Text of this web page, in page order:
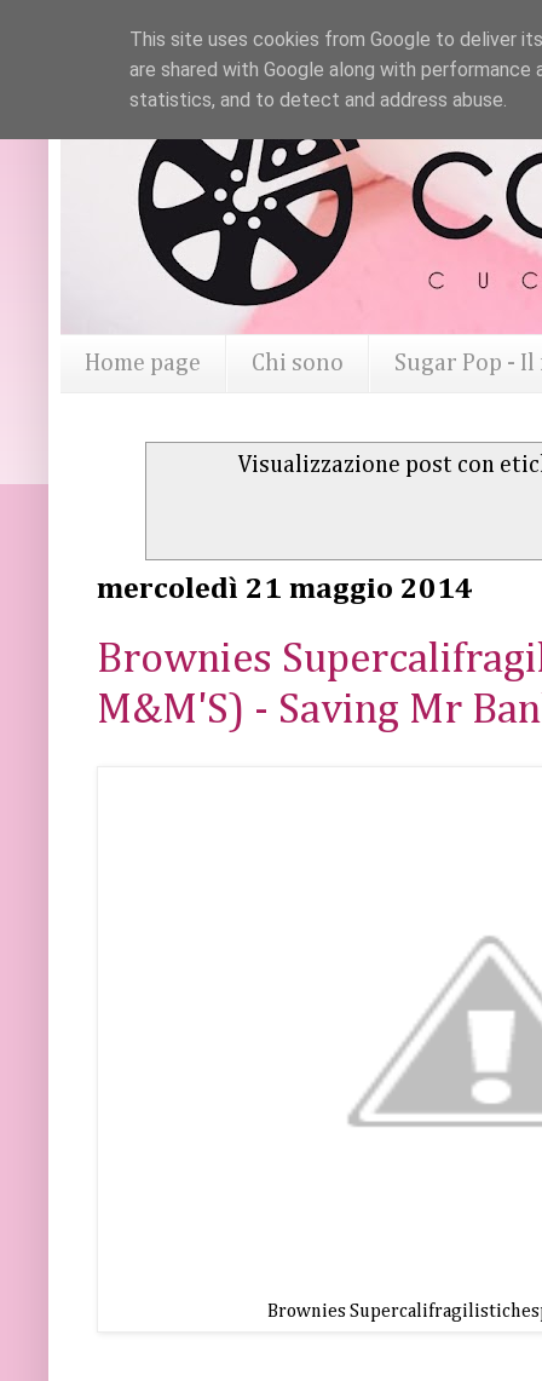
Home page Chi sono Sugar Pop -
Visualizzazione post con
mercoledì 21 maggio 2014
Brownies
M&M'S) - Saving Mr
Brownies
This site uses cookies from Google to deliver
are shared with Google along with
statistics, and to detect and address abuse.